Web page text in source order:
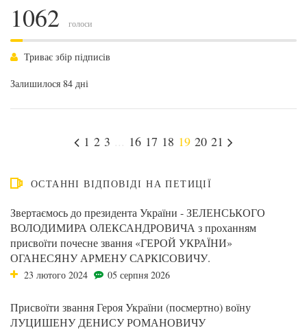
1062 голоси
Триває збір підписів
Залишилося 84 дні
1 2 3 16 17 18 19 20 21
ОСТАННІ ВІДПОВІДІ НА ПЕТИЦІЇ
Звертаємось до президента України - ЗЕЛЕНСЬКОГО
ВОЛОДИМИРА ОЛЕКСАНДРОВИЧА з проханням
присвоїти почесне звання «ГЕРОЙ УКРАЇНИ»
ОГАНЕСЯНУ АРМЕНУ САРКІСОВИЧУ.
23 лютого 2024 05 серпня 2026
Присвоїти звання Героя України (посмертно) воїну
ЛУЦИШЕНУ ДЕНИСУ РОМАНОВИЧУ